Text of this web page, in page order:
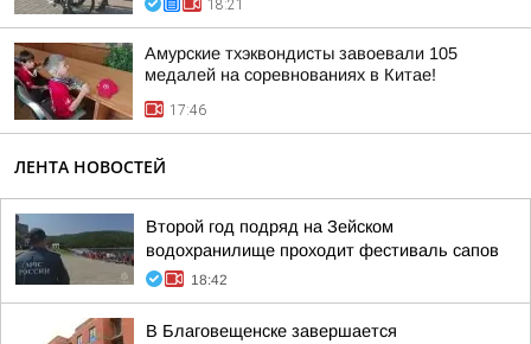
18:21
Амурские тхэквондисты завоевали 105
медалей на соревнованиях в Китае!
17:46
ЛЕНТА НОВОСТЕЙ
Второй год подряд на Зейском
водохранилище проходит фестиваль сапов
18:42
В Благовещенске завершается